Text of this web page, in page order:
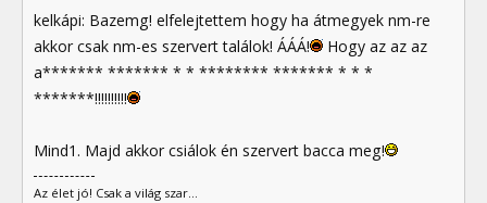
kelkápi: Bazemg! elfelejtettem hogy ha átmegyek nm-re
akkor csak nm-es szervert találok! ÁÁÁ!
Hogy az az az
a******* ******* * * ******** ******* * * *
*******!!!!!!!!!!
Mind1. Majd akkor csiálok én szervert bacca meg!
Az élet jó! Csak a világ szar...